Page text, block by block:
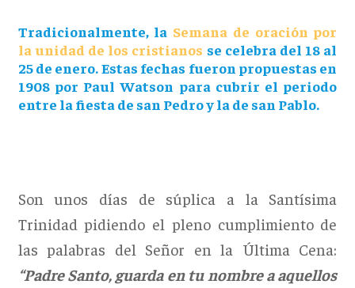
Tradicionalmente, la Semana de oración por
la unidad de los cristianos se celebra del 18 al
25 de enero. Estas fechas fueron propuestas en
1908 por Paul Watson para cubrir el periodo
entre la fiesta de san Pedro y la de san Pablo.
Son unos días de súplica a la Santísima
Trinidad pidiendo el pleno cumplimiento de
las palabras del Señor en la Última Cena:
“Padre Santo, guarda en tu nombre a aquellos